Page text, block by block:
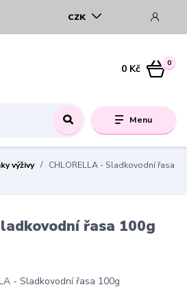
Menu
CZK
0
0 Kč
výživy
CHLORELLA - Sladkovodní řasa
řasa 100g